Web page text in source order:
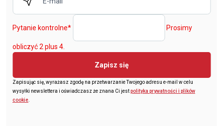
Pytanie kontrolne* Prosimy
obliczyć 2 plus 4.
Zapisz się
Zapisując się, wyrażasz zgodę na przetwarzanie Twojego adresu e-mail w celu
wysyłki newslettera i oświadczasz że znana Ci jestpolityka prywatności i plików
cookie